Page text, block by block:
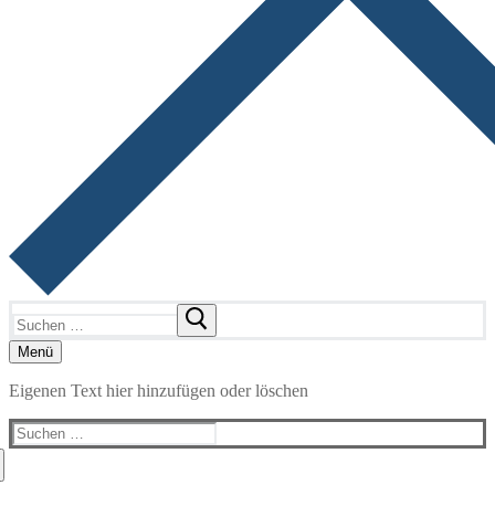
nach:
Menü
Eigenen Text hier hinzufügen oder löschen
Suchen
nach: